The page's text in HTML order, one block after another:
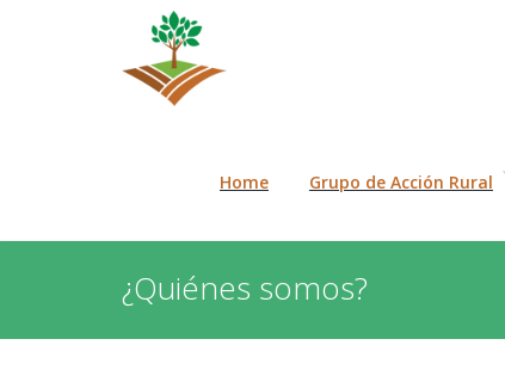
Home Grupo de Acción Rural
¿Quiénes somos?